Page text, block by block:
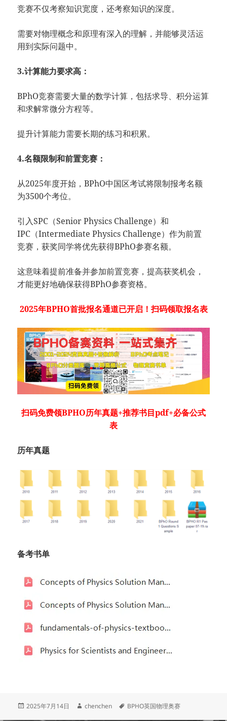
竞赛不仅考察知识宽度，还考察知识的深度。
需要对物理概念和原理有深入的理解，并能够灵活运
用到实际问题中。
3.计算能力要求高：
BPhO竞赛需要大量的数学计算，包括求导、积分运算
和求解常微分方程等。
提升计算能力需要长期的练习和积累。
4.名额限制和前置竞赛：
从2025年度开始，BPhO中国区考试将限制报考名额
为3500个考位。
引入SPC（Senior Physics Challenge）和
IPC（Intermediate Physics Challenge）作为前置
竞赛，获奖同学将优先获得BPhO参赛名额。
这意味着提前准备并参加前置竞赛，提高获奖机会，
才能更好地确保获得BPhO参赛资格。
2025年BPHO首批报名通道已开启！扫码领取报名表
扫码免费领BPHO历年真题+推荐书目pdf+必备公式
表
历年真题
备考书单
发
2025年7月14日
作
chenchen
标
BPHO英国物理奥赛